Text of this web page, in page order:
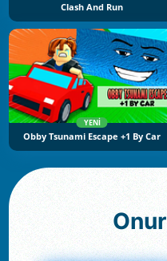
Clash And Run
YENI
Obby Tsunami Escape +1 By Car
Onur